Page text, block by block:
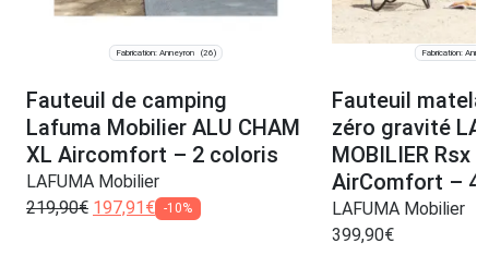
Fabrication: Anneyron (26)
Fauteuil de camping
Lafuma Mobilier ALU CHAM
XL Aircomfort – 2 coloris
LAFUMA Mobilier
219,90€ 197,91 € -10%
Fabrication:
Fauteuil
zéro gravité
MOBILIER Rsx
AirComfort – 4
LAFUMA Mobilier
399,90€